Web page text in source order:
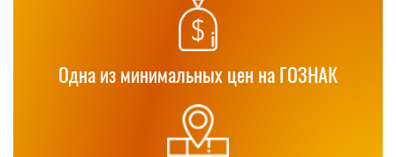
Одна из минимальных цен на ГОЗНАК